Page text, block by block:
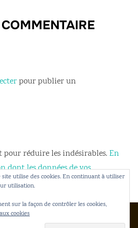
pour publier un
pour réduire les indésirables.En
dont les données de vos
.
© 2026 Gakko Dento
utilise des cookies. En continuant à utiliser
utilisation.
sur la façon de contrôler les cookies,
cookies